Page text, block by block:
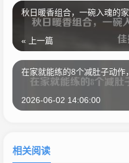
秋日暖香组合，一碗入魂的
« 上一篇
在家就能练的8个减肚子动作
2026-06-02 14:06:00
相关阅读